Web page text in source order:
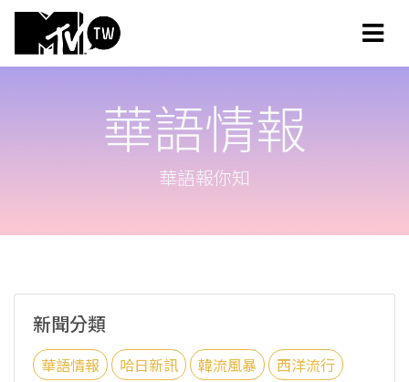
華語情報
華語報你知
新聞分類
華語情報 哈日新訊 韓流風暴 西洋流行